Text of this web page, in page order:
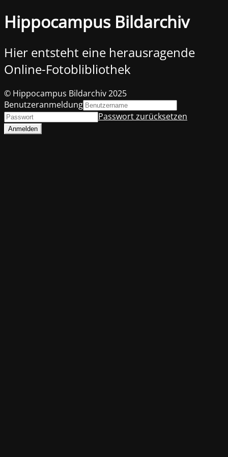
Hippocampus Bildarchiv
Hier entsteht eine herausragende
Online-Fotoblibliothek
© Hippocampus Bildarchiv 2025
Benutzeranmeldung
Passwort zurücksetzen